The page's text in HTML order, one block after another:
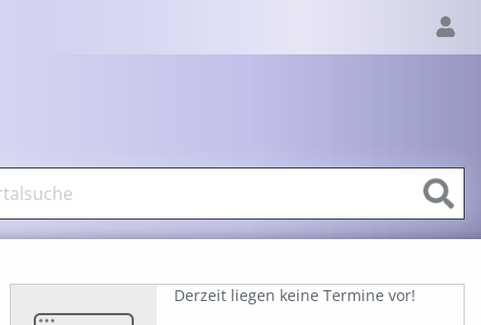
Derzeit liegen keine Termine vor!